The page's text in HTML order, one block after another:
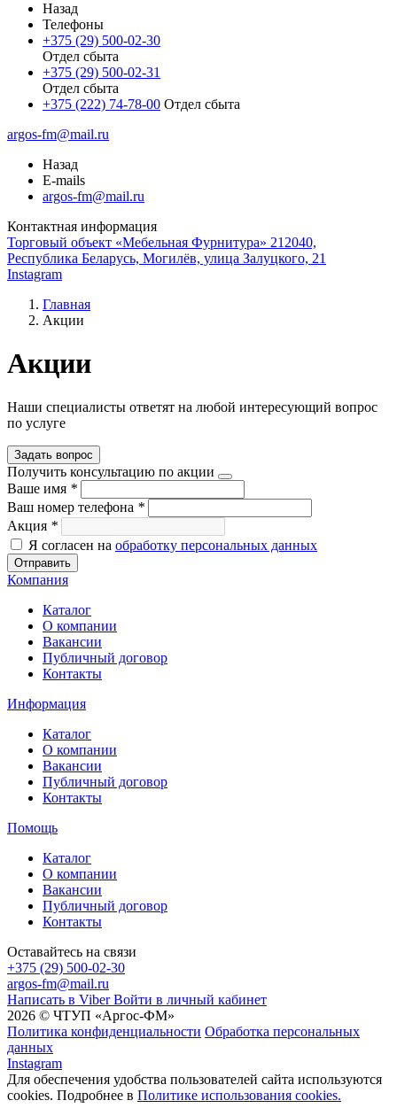
Назад
Телефоны
+375 (29) 500-02-30
Отдел сбыта
+375 (29) 500-02-31
Отдел сбыта
+375 (222) 74-78-00 Отдел сбыта
argos-fm@mail.ru
Назад
E-mails
argos-fm@mail.ru
Контактная информация
Торговый объект «Мебельная Фурнитура» 212040,
Республика Беларусь, Могилёв, улица Залуцкого, 21
Instagram
Главная
Акции
Акции
Наши специалисты ответят на любой интересующий вопрос
по услуге
Задать вопрос
Получить консультацию по акции
Ваше имя *
Ваш номер телефона *
Акция *
Я согласен на обработку персональных данных
Отправить
Компания
Каталог
О компании
Вакансии
Публичный договор
Контакты
Информация
Каталог
О компании
Вакансии
Публичный договор
Контакты
Помощь
Каталог
О компании
Вакансии
Публичный договор
Контакты
Оставайтесь на связи
+375 (29) 500-02-30
argos-fm@mail.ru
Написать в Viber Войти в личный кабинет
2026 © ЧТУП «Аргос-ФМ»
Политика конфиденциальности Обработка персональных
данных
Instagram
Для обеспечения удобства пользователей сайта используются
cookies. Подробнее в Политике использования cookies.